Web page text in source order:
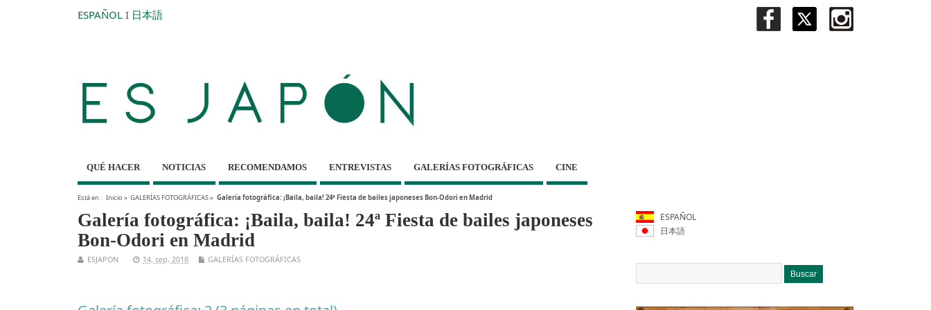
ESPAÑOL I 日本語
QUÉ HACER NOTICIAS RECOMENDAMOS ENTREVISTAS GALERÍAS FOTOGRÁFICAS CINE
Está en : Inicio» GALERÍAS FOTOGRÁFICAS» Galería fotográfica: ¡Baila, baila! 24ª Fiesta de bailes japoneses Bon-Odori en Madrid
Galería fotográfica: ¡Baila, baila! 24ª Fiesta de bailes japoneses
Bon-Odori en Madrid
ESJAPON 14, sep, 2018 GALERÍAS FOTOGRÁFICAS
ESPAÑOL
日本語